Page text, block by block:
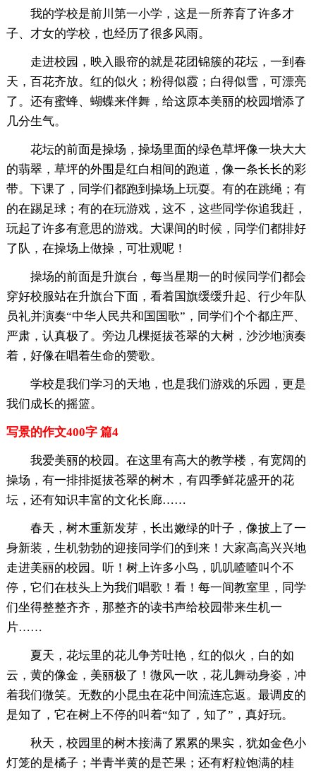
我的学校是前川第一小学，这是一所养育了许多才
子、才女的学校，也经历了很多风雨。
走进校园，映入眼帘的就是花团锦簇的花坛，一到春
天，百花齐放。红的似火；粉得似霞；白得似雪，可漂亮
了。还有蜜蜂、蝴蝶来伴舞，给这原本美丽的校园增添了
几分生气。
花坛的前面是操场，操场里面的绿色草坪像一块大大
的翡翠，草坪的外围是红白相间的跑道，像一条长长的彩
带。下课了，同学们都跑到操场上玩耍。有的在跳绳；有
的在踢足球；有的在玩游戏，这不，这些同学你追我赶，
玩起了许多有意思的游戏。大课间的时候，同学们都排好
了队，在操场上做操，可壮观呢！
操场的前面是升旗台，每当星期一的时候同学们都会
穿好校服站在升旗台下面，看着国旗缓缓升起、行少年队
员礼并演奏“中华人民共和国国歌”，同学们个个都庄严、
严肃，认真极了。旁边几棵挺拔苍翠的大树，沙沙地演奏
着，好像在唱着生命的赞歌。
学校是我们学习的天地，也是我们游戏的乐园，更是
我们成长的摇篮。
写景的作文400字 篇4
我爱美丽的校园。在这里有高大的教学楼，有宽阔的
操场，有一排排挺拔苍翠的树木，有四季鲜花盛开的花
坛，还有知识丰富的文化长廊……
春天，树木重新发芽，长出嫩绿的叶子，像披上了一
身新装，生机勃勃的迎接同学们的到来！大家高高兴兴地
走进美丽的校园。听！树上许多小鸟，叽叽喳喳叫个不
停，它们在枝头上为我们唱歌！看！每一间教室里，同学
们坐得整整齐齐，那整齐的读书声给校园带来生机一
片……
夏天，花坛里的花儿争芳吐艳，红的似火，白的如
云，黄的像金，美丽极了！微风一吹，花儿舞动身姿，冲
着我们微笑。无数的小昆虫在花中间流连忘返。最调皮的
是知了，它在树上不停的叫着“知了，知了”，真好玩。
秋天，校园里的树木接满了累累的果实，犹如金色小
灯笼的是橘子；半青半黄的是芒果；还有籽粒饱满的桂